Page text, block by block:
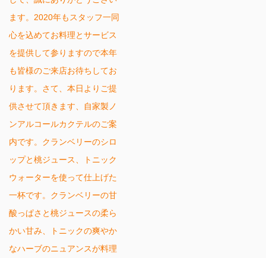
開
き
ま
す)
ます。2020年もスタッフ一同
心を込めてお料理とサービス
を提供して参りますので本年
も皆様のご来店お待ちしてお
ります。さて、本日よりご提
供させて頂きます、自家製ノ
ンアルコールカクテルのご案
内です。クランベリーのシロ
ップと桃ジュース、トニック
ウォーターを使って仕上げた
一杯です。クランベリーの甘
酸っぱさと桃ジュースの柔ら
かい甘み、トニックの爽やか
なハーブのニュアンスが料理